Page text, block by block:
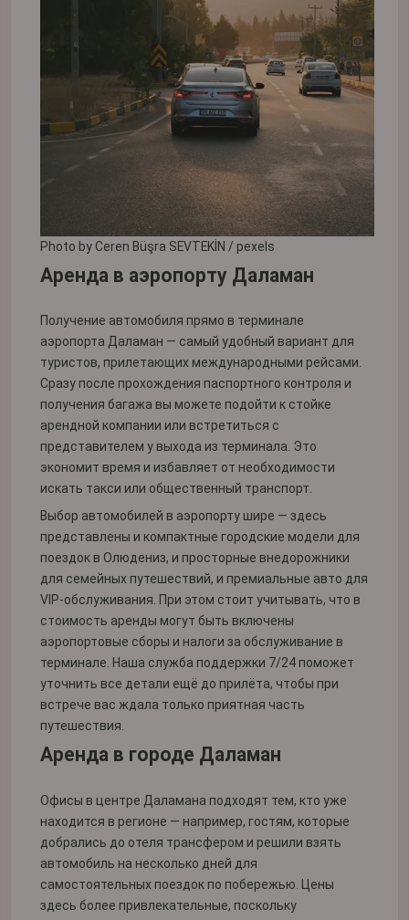
Photo by Ceren Büşra SEVTEKİN / pexels
Аренда в аэропорту Даламан
Получение автомобиля прямо в терминале
аэропорта Даламан — самый удобный вариант для
туристов, прилетающих международными рейсами.
Сразу после прохождения паспортного контроля и
получения багажа вы можете подойти к стойке
арендной компании или встретиться с
представителем у выхода из терминала. Это
экономит время и избавляет от необходимости
искать такси или общественный транспорт.
Выбор автомобилей в аэропорту шире — здесь
представлены и компактные городские модели для
поездок в Олюдениз, и просторные внедорожники
для семейных путешествий, и премиальные авто для
VIP-обслуживания. При этом стоит учитывать, что в
стоимость аренды могут быть включены
аэропортовые сборы и налоги за обслуживание в
терминале. Наша служба поддержки 7/24 поможет
уточнить все детали ещё до прилёта, чтобы при
встрече вас ждала только приятная часть
путешествия.
Аренда в городе Даламан
Офисы в центре Даламана подходят тем, кто уже
находится в регионе — например, гостям, которые
добрались до отеля трансфером и решили взять
автомобиль на несколько дней для
самостоятельных поездок по побережью. Цены
здесь более привлекательные, поскольку